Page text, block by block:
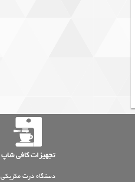
تجهیزات کافی شاپ
دستگاه ذرت مکزیکی